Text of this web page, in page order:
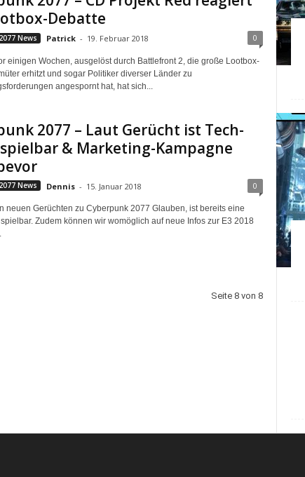
Debatte
News Patrick - 19. Februar 2018 0
einigen Wochen, ausgelöst durch Battlefront 2, die große Lootbox-
erhitzt und sogar Politiker diverser Länder zu
angespornt hat, hat sich...
2077 – Laut Gerücht ist Tech-
& Marketing-Kampagne
News Dennis - 15. Januar 2018 0
neuen Gerüchten zu Cyberpunk 2077 Glauben, ist bereits eine
Zudem können wir womöglich auf neue Infos zur E3 2018
Seite 8 von 8